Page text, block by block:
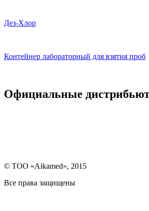
Дез-Хлор
Контейнер лабораторный для взятия проб
Официальные
© ТОО «Aikamed», 2015
Все права защищены